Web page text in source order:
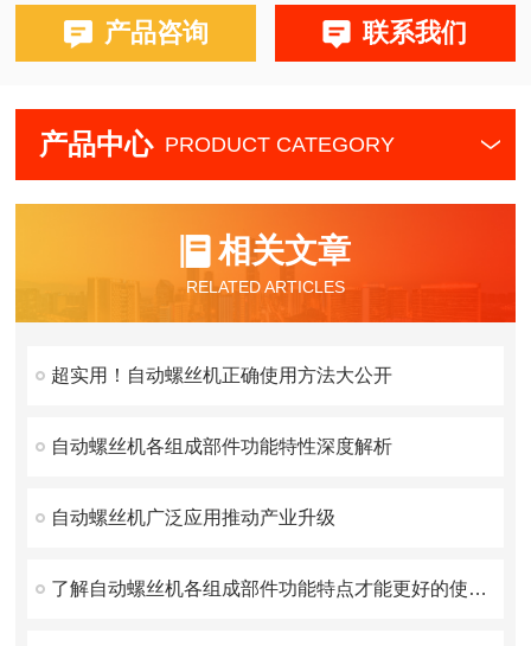
产品咨询 联系我们
产品中心 PRODUCT CATEGORY
相关文章
RELATED ARTICLES
超实用！自动螺丝机正确使用方法大公开
自动螺丝机各组成部件功能特性深度解析
自动螺丝机广泛应用推动产业升级
了解自动螺丝机各组成部件功能特点才能更好的使用它